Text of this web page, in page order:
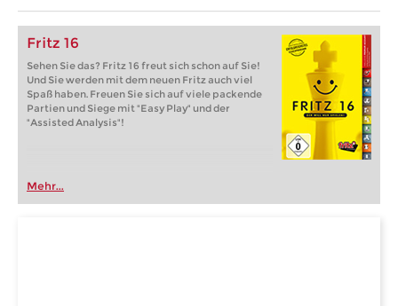
Fritz 16
Sehen Sie das? Fritz 16 freut sich schon auf Sie!
Und Sie werden mit dem neuen Fritz auch viel
Spaß haben. Freuen Sie sich auf viele packende
Partien und Siege mit "Easy Play" und der
"Assisted Analysis"!
Mehr...